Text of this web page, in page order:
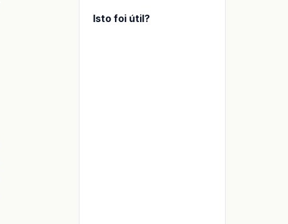
Isto foi útil?